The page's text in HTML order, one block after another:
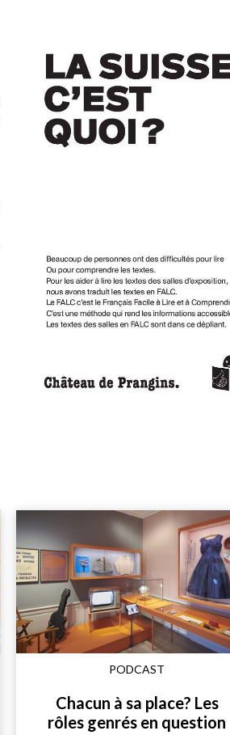
PODCAST
Chacun à sa place? Les
rôles genrés en question